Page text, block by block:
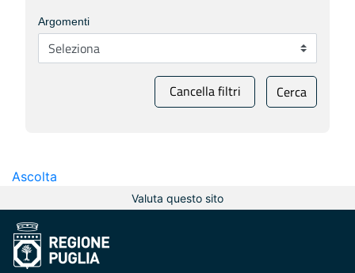
Argomenti
Cancella filtri Cerca
Ascolta
Valuta questo sito